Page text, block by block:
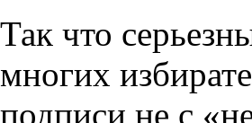
Так что
многих
подписи не с